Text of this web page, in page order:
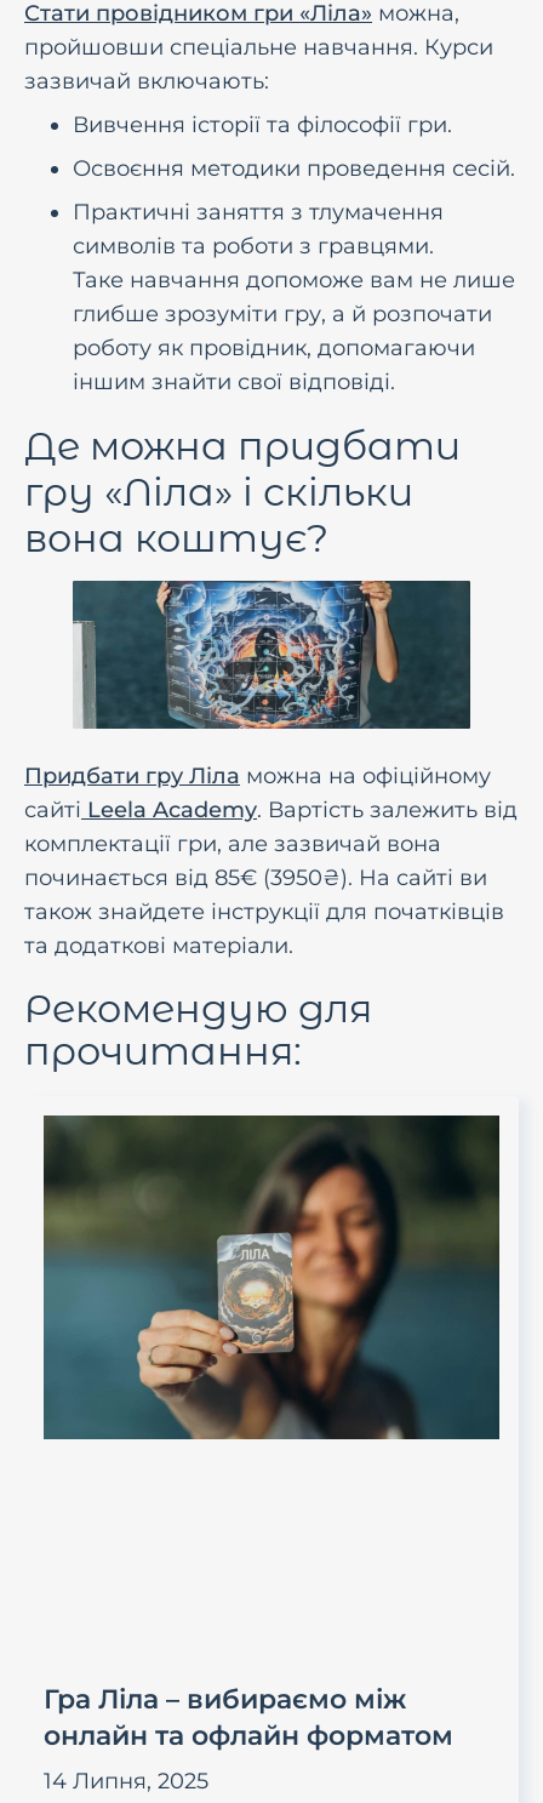
Стати провідником гри «Ліла» можна,
пройшовши спеціальне навчання. Курси
зазвичай включають:
Вивчення історії та філософії гри.
Освоєння методики проведення сесій.
Практичні заняття з тлумачення
символів та роботи з гравцями.
Таке навчання допоможе вам не лише
глибше зрозуміти гру, а й розпочати
роботу як провідник, допомагаючи
іншим знайти свої відповіді.
Де можна придбати
гру «Ліла» і скільки
вона коштує?
Придбати гру Ліла можна на офіційному
сайті Leela Academy. Вартість залежить від
комплектації гри, але зазвичай вона
починається від 85€ (3950₴). На сайті ви
також знайдете інструкції для початківців
та додаткові матеріали.
Рекомендую для
прочитання:
Гра Ліла – вибираємо між
онлайн та офлайн форматом
14 Липня, 2025